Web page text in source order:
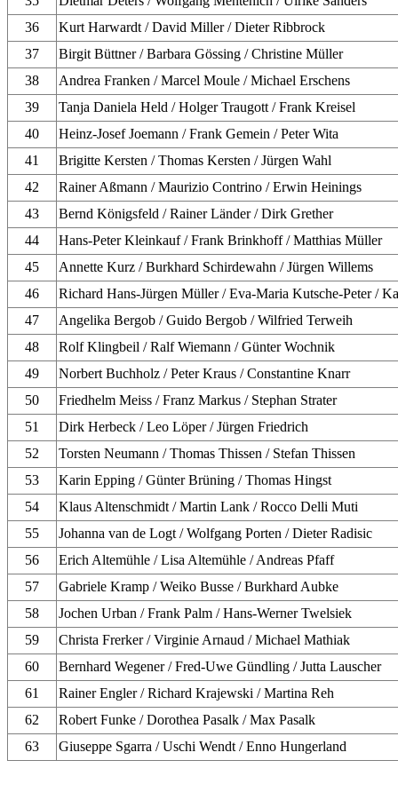
36
Kurt Harwardt / David Miller / Dieter Ribbrock
37
Birgit Büttner / Barbara Gössing / Christine Müller
38
Andrea Franken / Marcel Moule / Michael Erschens
39
Tanja Daniela Held / Holger Traugott / Frank Kreisel
40
Heinz-Josef Joemann / Frank Gemein / Peter Wita
41
Brigitte Kersten / Thomas Kersten / Jürgen Wahl
42
Rainer Aßmann / Maurizio Contrino / Erwin Heinings
43
Bernd Königsfeld / Rainer Länder / Dirk Grether
44
Hans-Peter Kleinkauf / Frank Brinkhoff / Matthias Müller
45
Annette Kurz / Burkhard Schirdewahn / Jürgen Willems
46
Richard Hans-Jürgen Müller / Eva-Maria Kutsche-Peter /
47
Angelika Bergob / Guido Bergob / Wilfried Terweih
48
Rolf Klingbeil / Ralf Wiemann / Günter Wochnik
49
Norbert Buchholz / Peter Kraus / Constantine Knarr
50
Friedhelm Meiss / Franz Markus / Stephan Strater
51
Dirk Herbeck / Leo Löper / Jürgen Friedrich
52
Torsten Neumann / Thomas Thissen / Stefan Thissen
53
Karin Epping / Günter Brüning / Thomas Hingst
54
Klaus Altenschmidt / Martin Lank / Rocco Delli Muti
55
Johanna van de Logt / Wolfgang Porten / Dieter Radisic
56
Erich Altemühle / Lisa Altemühle / Andreas Pfaff
57
Gabriele Kramp / Weiko Busse / Burkhard Aubke
58
Jochen Urban / Frank Palm / Hans-Werner Twelsiek
59
Christa Frerker / Virginie Arnaud / Michael Mathiak
60
Bernhard Wegener / Fred-Uwe Gündling / Jutta Lauscher
61
Rainer Engler / Richard Krajewski / Martina Reh
62
Robert Funke / Dorothea Pasalk / Max Pasalk
63
Giuseppe Sgarra / Uschi Wendt / Enno Hungerland